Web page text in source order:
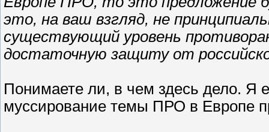
это, на ваш взгляд, не
существующий уровень
достаточную защиту от
Понимаете ли, в чем здесь дело. Я
муссирование темы ПРО в Европе